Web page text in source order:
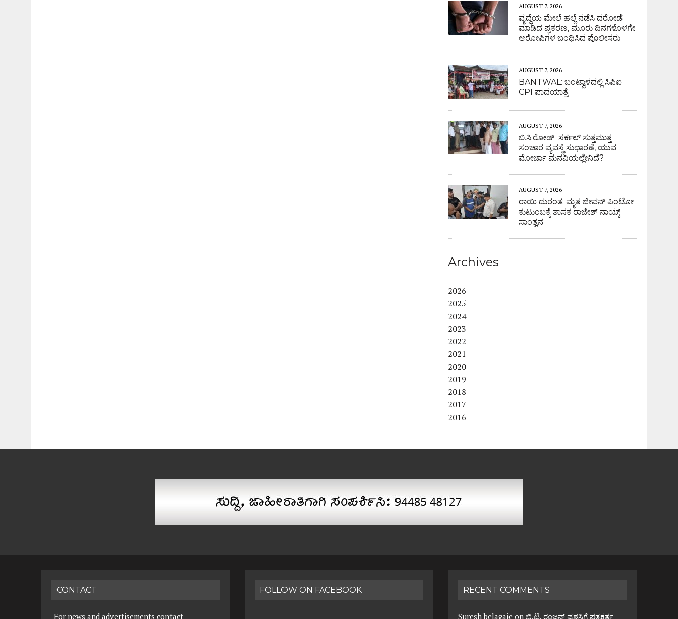
AUGUST 7, 2026
ವೃದ್ಧೆಯ ಮೇಲೆ ಹಲ್ಲೆ ನಡೆಸಿ ದರೋಡೆ
ಮಾಡಿದ ಪ್ರಕರಣ, ಮೂರು ದಿನಗಳೊಳಗೇ
ಆರೋಪಿಗಳ ಬಂಧಿಸಿದ ಪೊಲೀಸರು
AUGUST 7, 2026
BANTWAL: ಬಂಟ್ವಾಳದಲ್ಲಿ ಸಿಪಿಐ
CPI ಪಾದಯಾತ್ರೆ
AUGUST 7, 2026
ಬಿ.ಸಿ.ರೋಡ್ ಸರ್ಕಲ್ ಸುತ್ತಮುತ್ತ
ಸಂಚಾರ ವ್ಯವಸ್ಥೆ ಸುಧಾರಣೆ, ಯುವ
ಮೋರ್ಚಾ ಮನವಿಯಲ್ಲೇನಿದೆ?
AUGUST 7, 2026
ರಾಯಿ ದುರಂತ: ಮೃತ ಜೀವನ್ ಪಿಂಟೋ
ಕುಟುಂಬಕ್ಕೆ ಶಾಸಕ ರಾಜೇಶ್ ನಾಯ್ಕ್
ಸಾಂತ್ವನ
Archives
2026
2025
2024
2023
2022
2021
2020
2019
2018
2017
2016
CONTACT
For news and advertisements contact
FOLLOW ON FACEBOOK RECENT COMMENTS
Suresh belagaje onಬಿ.ಟಿ. ರಂಜನ್ ಪ್ರಶಸ್ತಿಗೆ ಪತ್ರಕರ್ತ